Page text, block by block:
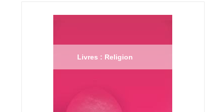
Livres : Religion